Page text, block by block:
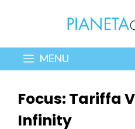
contenuto
MENU
Focus: Tariffa
Infinity